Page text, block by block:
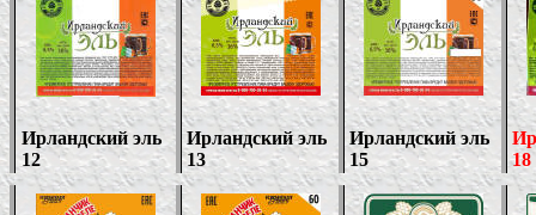
Ирландский эль
12
Ирландский эль
13
Ирландский эль
15
18